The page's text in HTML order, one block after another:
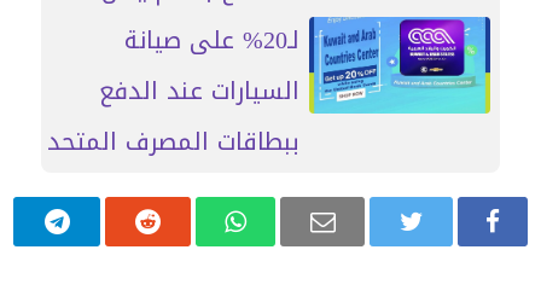
لـ20% على صيانة
السيارات عند الدفع
ببطاقات المصرف المتحد